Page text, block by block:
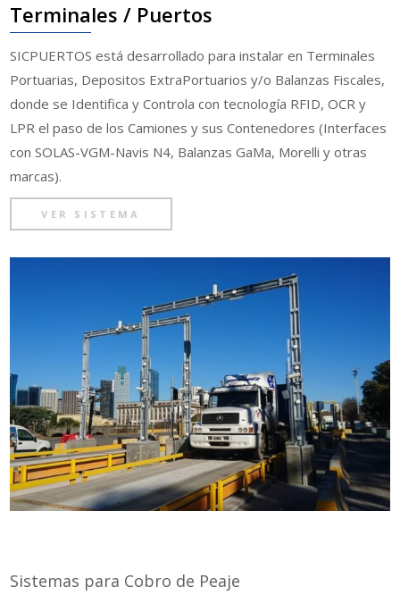
Terminales / Puertos
SICPUERTOS está desarrollado para instalar en Terminales
Portuarias, Depositos ExtraPortuarios y/o Balanzas Fiscales,
donde se Identifica y Controla con tecnología RFID, OCR y
LPR el paso de los Camiones y sus Contenedores (Interfaces
con SOLAS-VGM-Navis N4, Balanzas GaMa, Morelli y otras
marcas).
VER SISTEMA
Sistemas para Cobro de Peaje